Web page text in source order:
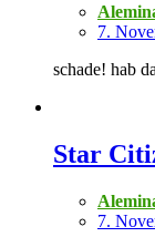
7.
schade! hab
Star
7.